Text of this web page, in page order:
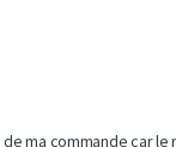
ma commande car